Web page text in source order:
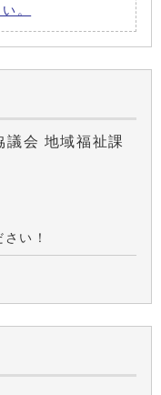
。
議会 地域福祉課
い！